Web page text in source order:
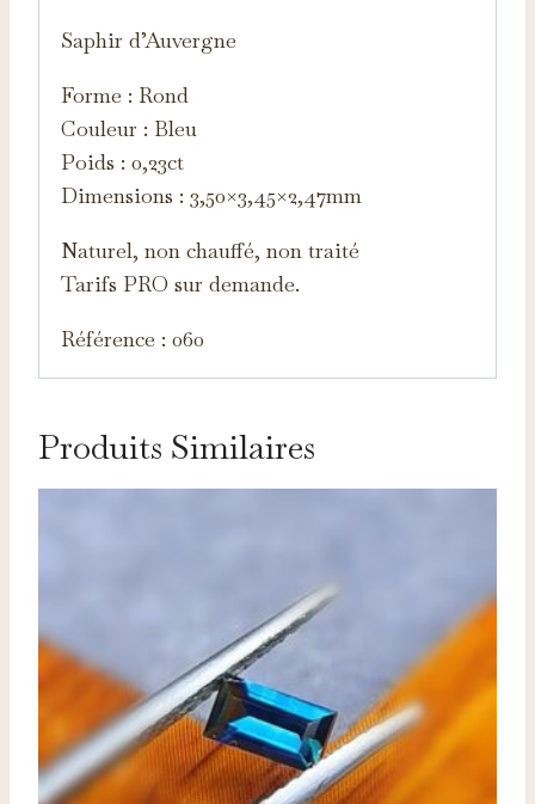
Saphir d’Auvergne
Forme : Rond
Couleur : Bleu
Poids : 0,23ct
Dimensions : 3,50×3,45×2,47mm
Naturel, non chauffé, non traité
Tarifs PRO sur demande.
Référence : 060
Produits Similaires